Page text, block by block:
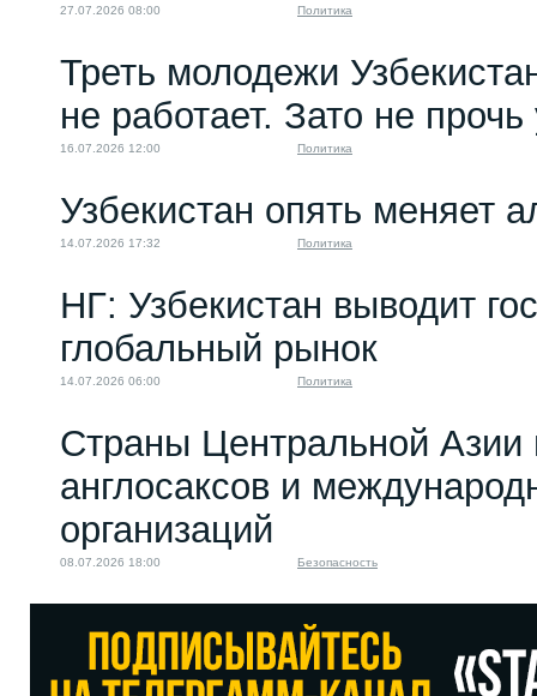
27.07.2026 08:00 Политика
Треть молодежи
не работает. Зато не
16.07.2026 12:00 Политика
Узбекистан опять меняет
14.07.2026 17:32 Политика
НГ: Узбекистан выводит
глобальный рынок
14.07.2026 06:00 Политика
Страны Центральной Азии
англосаксов и
организаций
08.07.2026 18:00 Безопасность